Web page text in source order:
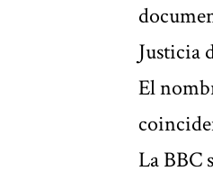
Justicia
El
La BBC